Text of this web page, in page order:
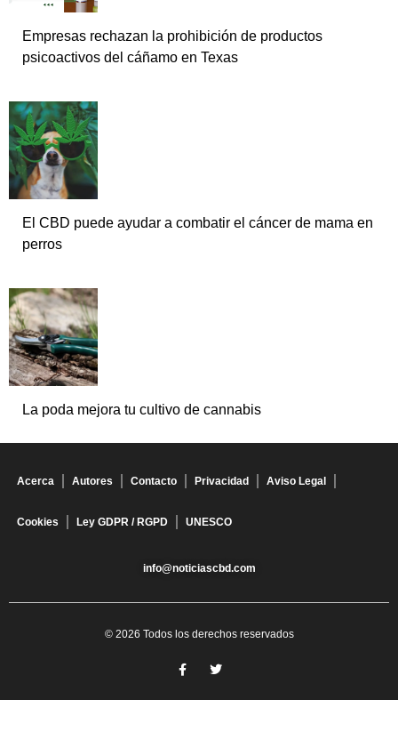
Empresas rechazan la prohibición de productos
psicoactivos del cáñamo en Texas
El CBD puede ayudar a combatir el cáncer de mama en
perros
La poda mejora tu cultivo de cannabis
Acerca Autores Contacto Privacidad Aviso Legal
Cookies Ley GDPR / RGPD UNESCO
info@noticiascbd.com
© 2026 Todos los derechos reservados